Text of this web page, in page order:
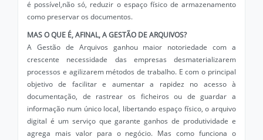
é possível,não só, reduzir o espaço físico de armazenamento
como preservar os documentos.
MAS O QUE É, AFINAL, A GESTÃO DE ARQUIVOS?
A Gestão de Arquivos ganhou maior notoriedade com a
crescente necessidade das empresas desmaterializarem
processos e agilizarem métodos de trabalho. E com o principal
objetivo de facilitar e aumentar a rapidez no acesso à
documentação, de rastrear os ficheiros ou de guardar a
informação num único local, libertando espaço físico, o arquivo
digital é um serviço que garante ganhos de produtividade e
agrega mais valor para o negócio. Mas como funciona o